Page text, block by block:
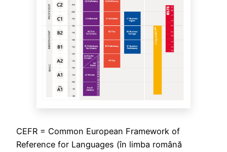
CEFR = Common European Framework of
Reference for Languages (în limba română